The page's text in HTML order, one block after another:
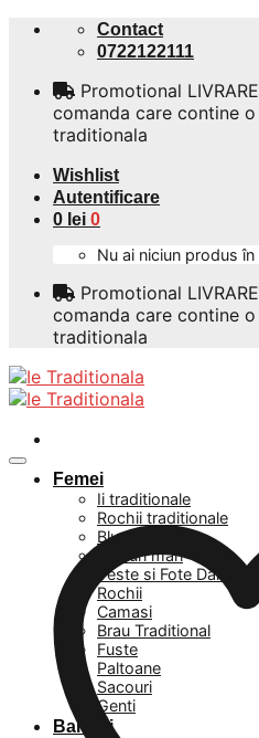
Skip
Contact
0722122111
Promotional
comanda care contine
traditionala
Wishlist
Autentificare
0 lei 0
Nu ai niciun produs în
Promotional
comanda care contine
traditionala
Femei
Ii traditionale
Rochii traditionale
Bluze
Masuri mari
Veste si Fote Dama
Rochii
Camasi
Brau Traditional
Fuste
Paltoane
Sacouri
Genti
Barbati